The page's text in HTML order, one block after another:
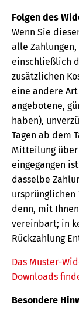
Folgen des
Wenn Sie
alle
einschließlich
zusätzlichen
eine andere
angebotene,
haben),
Tagen ab dem
Mitteilung über
eingegangen
dasselbe
ursprünglichen
denn, mit
vereinbart; in
Rückzahlung
Das Muster-
Downloads
Besondere